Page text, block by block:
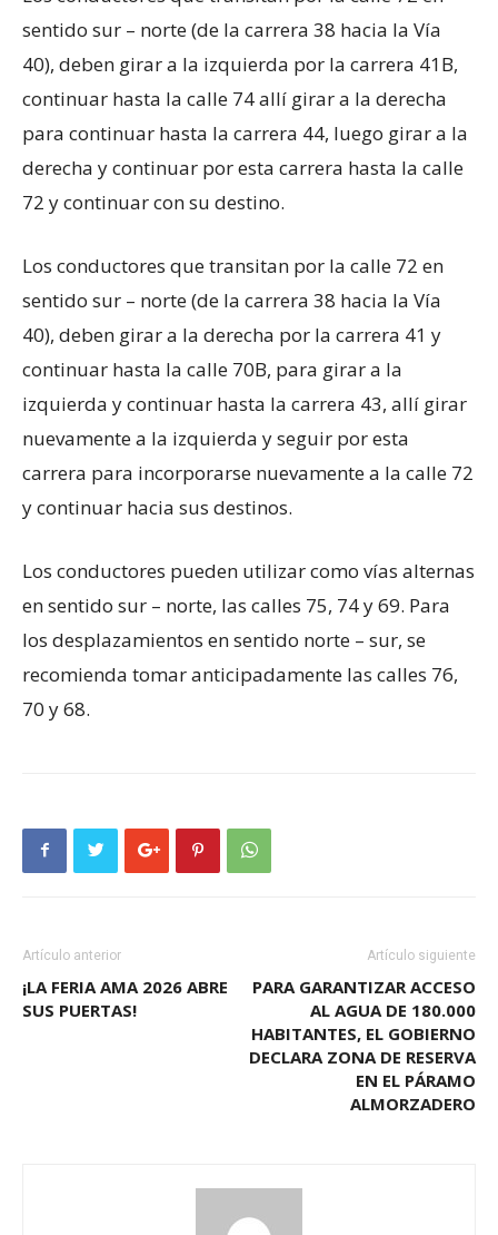
sentido sur – norte (de la carrera 38 hacia la Vía
40), deben girar a la izquierda por la carrera 41B,
continuar hasta la calle 74 allí girar a la derecha
para continuar hasta la carrera 44, luego girar a la
derecha y continuar por esta carrera hasta la calle
72 y continuar con su destino.
Los conductores que transitan por la calle 72 en
sentido sur – norte (de la carrera 38 hacia la Vía
40), deben girar a la derecha por la carrera 41 y
continuar hasta la calle 70B, para girar a la
izquierda y continuar hasta la carrera 43, allí girar
nuevamente a la izquierda y seguir por esta
carrera para incorporarse nuevamente a la calle 72
y continuar hacia sus destinos.
Los conductores pueden utilizar como vías alternas
en sentido sur – norte, las calles 75, 74 y 69. Para
los desplazamientos en sentido norte – sur, se
recomienda tomar anticipadamente las calles 76,
70 y 68.
Artículo anterior
¡LA FERIA AMA 2026 ABRE
SUS PUERTAS!
Artículo siguiente
PARA GARANTIZAR ACCESO
AL AGUA DE 180.000
HABITANTES, EL GOBIERNO
DECLARA ZONA DE RESERVA
EN EL PÁRAMO
ALMORZADERO